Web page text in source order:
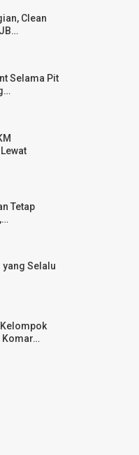
Clean
Selama Pit
Tetap
yang Selalu
Komar…